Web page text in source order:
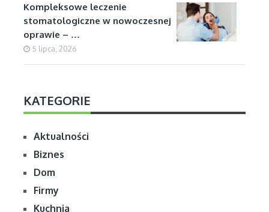
Kompleksowe leczenie
stomatologiczne w nowoczesnej
oprawie – …
5 lipca, 2026
KATEGORIE
Aktualności
Biznes
Dom
Firmy
Kuchnia